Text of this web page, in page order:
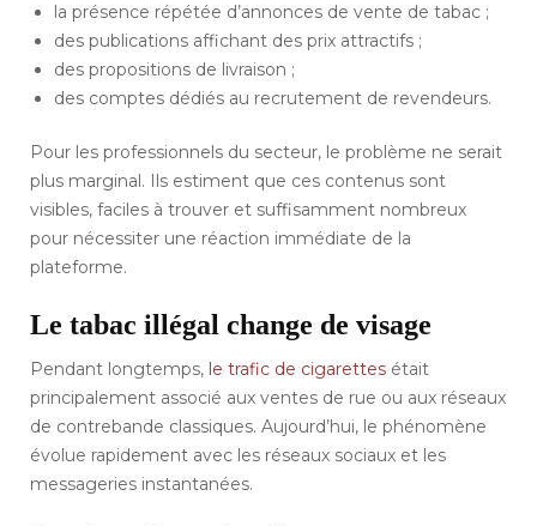
la présence répétée d’annonces de vente de tabac ;
des publications affichant des prix attractifs ;
des propositions de livraison ;
des comptes dédiés au recrutement de revendeurs.
Pour les professionnels du secteur, le problème ne serait
plus marginal. Ils estiment que ces contenus sont
visibles, faciles à trouver et suffisamment nombreux
pour nécessiter une réaction immédiate de la
plateforme.
Le tabac illégal change de visage
Pendant longtemps, le trafic de cigarettes était
principalement associé aux ventes de rue ou aux réseaux
de contrebande classiques. Aujourd’hui, le phénomène
évolue rapidement avec les réseaux sociaux et les
messageries instantanées.